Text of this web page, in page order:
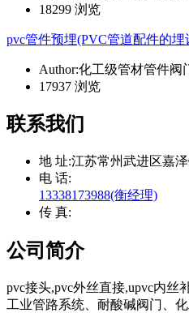
18299 浏览
pvc管件预埋(PVC管道配件的埋
Author:化工级管材管件阀
17937 浏览
联系我们
地 址:江苏常州武进区嘉
电 话:
13338173988(衡经理)
传 真:
公司简介
pvc接头,pvc外丝直接,upvc内丝
工业管路系统、耐酸碱阀门、